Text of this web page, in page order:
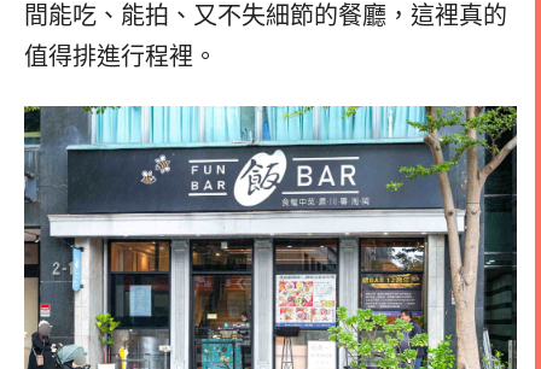
間能吃、能拍、又不失細節的餐廳，這裡真的
值得排進行程裡。